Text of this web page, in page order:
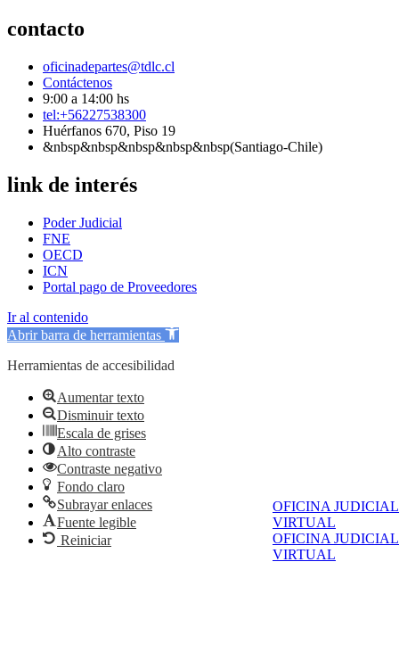
OFICINA JUDICIAL
VIRTUAL
OFICINA JUDICIAL
VIRTUAL
contacto
oficinadepartes@tdlc.cl
Contáctenos
9:00 a 14:00 hs
tel:+56227538300
Huérfanos 670, Piso 19
&nbsp&nbsp&nbsp&nbsp&nbsp(Santiago-Chile)
link de interés
Poder Judicial
FNE
OECD
ICN
Portal pago de Proveedores
Ir al contenido
Abrir barra de herramientas
Herramientas de accesibilidad
Aumentar texto
Disminuir texto
Escala de grises
Alto contraste
Contraste negativo
Fondo claro
Subrayar enlaces
Fuente legible
Reiniciar